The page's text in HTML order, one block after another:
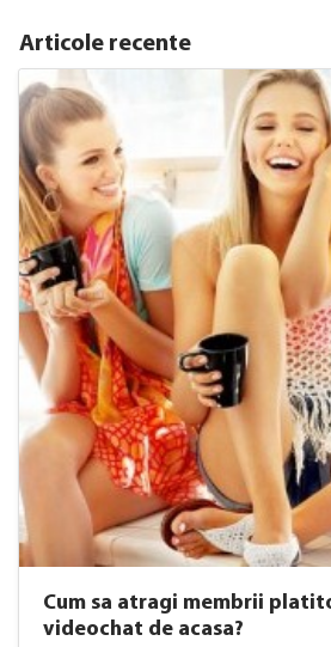
Articole recente
​Cum sa atragi membrii
videochat de acasa?